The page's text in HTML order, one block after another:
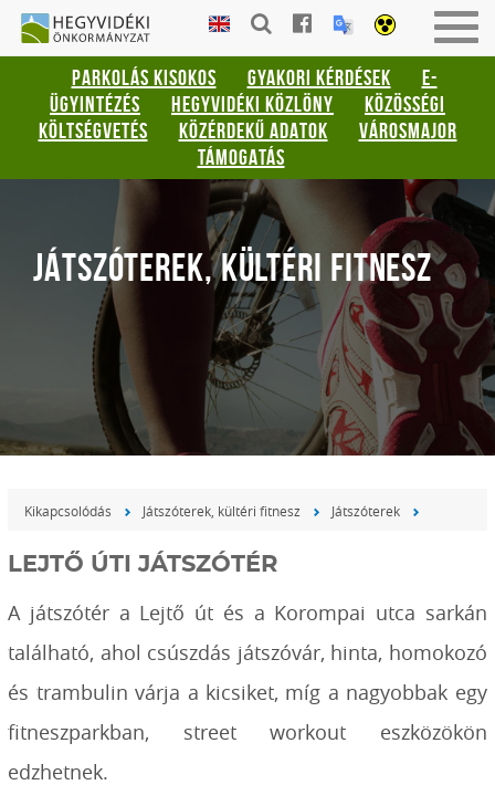
Gyorsbillentyűk
listája
Keresés:
"S"
Bejelentkezés:
HEGYVIDÉKI
ÖNKORMÁNYZAT
PARKOLÁS KISOKOS GYAKORI KÉRDÉSEK
E-
ÜGYINTÉZÉS
HEGYVIDÉKI KÖZLÖNY
KÖZÖSSÉGI
KÖLTSÉGVETÉS
KÖZÉRDEKŰ ADATOK
VÁROSMAJOR
TÁMOGATÁS
JÁTSZÓTEREK, KÜLTÉRI FITNESZ
Kikapcsolódás Játszóterek, kültéri fitnesz Játszóterek
LEJTŐ ÚTI JÁTSZÓTÉR
A játszótér a Lejtő út és a Korompai utca sarkán
található, ahol csúszdás játszóvár, hinta, homokozó
és trambulin várja a kicsiket, míg a nagyobbak egy
fitneszparkban, street workout eszközökön
edzhetnek.